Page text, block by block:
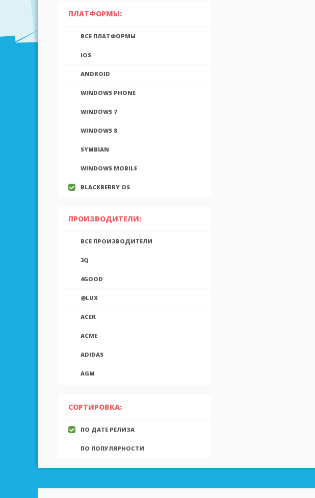
ПЛАТФОРМЫ:
ВСЕ ПЛАТФОРМЫ
IOS
ANDROID
WINDOWS PHONE
WINDOWS 7
WINDOWS 8
SYMBIAN
WINDOWS MOBILE
BLACKBERRY OS
ПРОИЗВОДИТЕЛИ:
ВСЕ ПРОИЗВОДИТЕЛИ
3Q
4GOOD
@LUX
ACER
ACME
ADIDAS
AGM
AIGO
AINOL
AIRON
ALCATEL
ALLVIEW
СОРТИРОВКА:
ПО ДАТЕ РЕЛИЗА
ПО ПОПУЛЯРНОСТИ